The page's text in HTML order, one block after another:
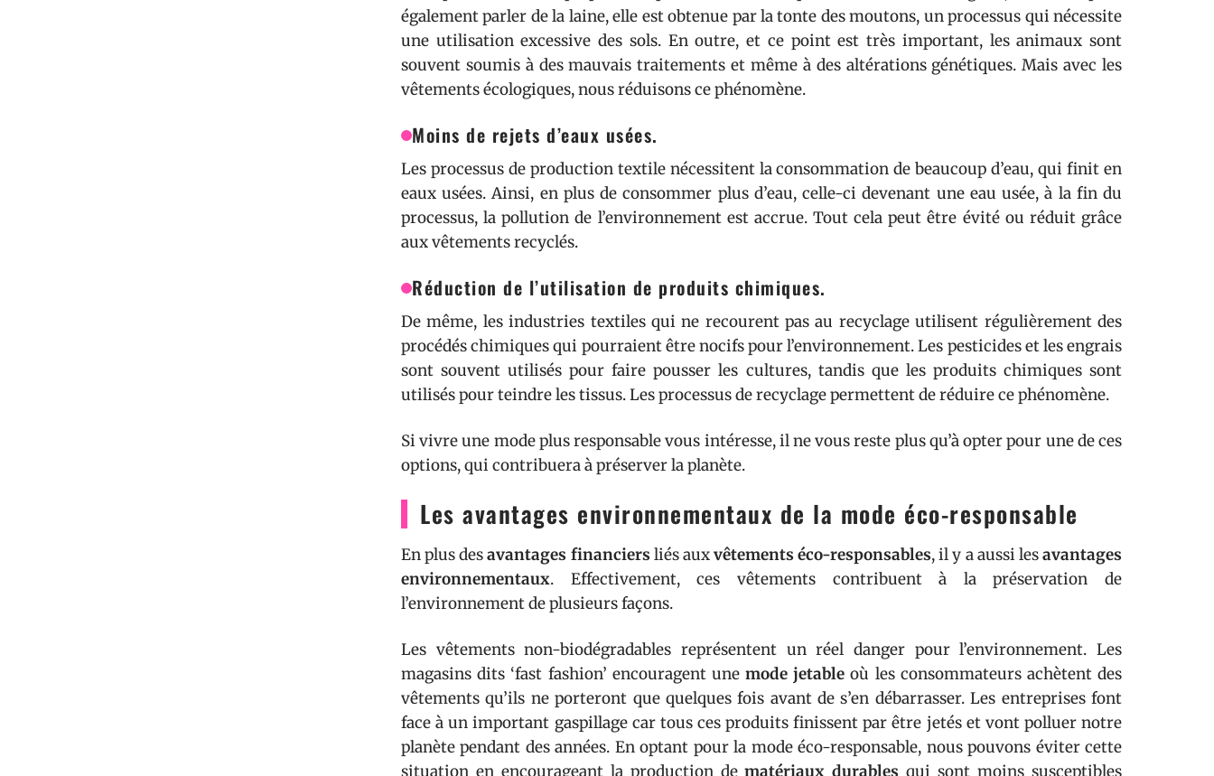
également parler de la laine, elle est obtenue par la tonte des moutons, un processus qui nécessite
une utilisation excessive des sols. En outre, et ce point est très important, les animaux sont
souvent soumis à des mauvais traitements et même à des altérations génétiques. Mais avec les
vêtements écologiques, nous réduisons ce phénomène.
Moins de rejets d’eaux usées.
Les processus de production textile nécessitent la consommation de beaucoup d’eau, qui finit en
eaux usées. Ainsi, en plus de consommer plus d’eau, celle-ci devenant une eau usée, à la fin du
processus, la pollution de l’environnement est accrue. Tout cela peut être évité ou réduit grâce
aux vêtements recyclés.
Réduction de l’utilisation de produits chimiques.
De même, les industries textiles qui ne recourent pas au recyclage utilisent régulièrement des
procédés chimiques qui pourraient être nocifs pour l’environnement. Les pesticides et les engrais
sont souvent utilisés pour faire pousser les cultures, tandis que les produits chimiques sont
utilisés pour teindre les tissus. Les processus de recyclage permettent de réduire ce phénomène.
Si vivre une mode plus responsable vous intéresse, il ne vous reste plus qu’à opter pour une de ces
options, qui contribuera à préserver la planète.
Les avantages environnementaux de la mode éco-responsable
En plus desavantages financiers liés auxvêtements éco-responsables, il y a aussi lesavantages
environnementaux. Effectivement, ces vêtements contribuent à la préservation de
l’environnement de plusieurs façons.
Les vêtements non-biodégradables représentent un réel danger pour l’environnement. Les
magasins dits ‘fast fashion’ encouragent une mode jetable où les consommateurs achètent des
vêtements qu’ils ne porteront que quelques fois avant de s’en débarrasser. Les entreprises font
face à un important gaspillage car tous ces produits finissent par être jetés et vont polluer notre
planète pendant des années. En optant pour la mode éco-responsable, nous pouvons éviter cette
situation en encourageant la production dematériaux durables qui sont moins susceptibles